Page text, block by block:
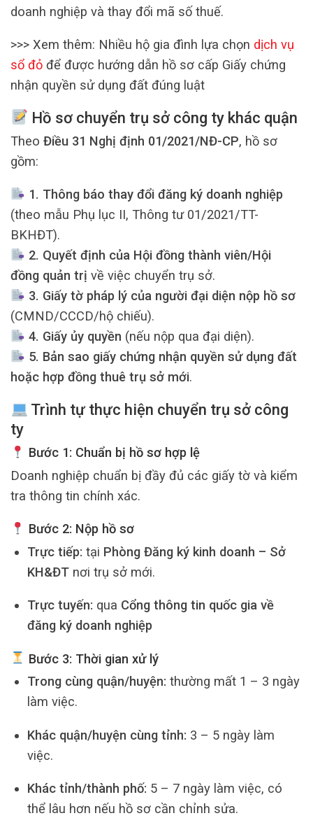
doanh nghiệp và thay đổi mã số thuế.
>>> Xem thêm: Nhiều hộ gia đình lựa chọn dịch vụ
sổ đỏ để được hướng dẫn hồ sơ cấp Giấy chứng
nhận quyền sử dụng đất đúng luật
Hồ sơ chuyển trụ sở công ty khác quận
Theo Điều 31 Nghị định 01/2021/NĐ-CP, hồ sơ
gồm:
1. Thông báo thay đổi đăng ký doanh nghiệp
(theo mẫu Phụ lục II, Thông tư 01/2021/TT-
BKHĐT).
2. Quyết định của Hội đồng thành viên/Hội
đồng quản trị về việc chuyển trụ sở.
3. Giấy tờ pháp lý của người đại diện nộp hồ sơ
(CMND/CCCD/hộ chiếu).
4. Giấy ủy quyền (nếu nộp qua đại diện).
5. Bản sao giấy chứng nhận quyền sử dụng đất
hoặc hợp đồng thuê trụ sở mới.
Trình tự thực hiện chuyển trụ sở công
ty
Bước 1: Chuẩn bị hồ sơ hợp lệ
Doanh nghiệp chuẩn bị đầy đủ các giấy tờ và kiểm
tra thông tin chính xác.
Bước 2: Nộp hồ sơ
Trực tiếp: tại Phòng Đăng ký kinh doanh – Sở
KH&ĐTnơi trụ sở mới.
Trực tuyến: qua Cổng thông tin quốc gia về
đăng ký doanh nghiệp
Bước 3: Thời gian xử lý
Trong cùng quận/huyện: thường mất 1 – 3 ngày
làm việc.
Khác quận/huyện cùng tỉnh: 3 – 5 ngày làm
việc.
Khác tỉnh/thành phố: 5 – 7 ngày làm việc, có
thể lâu hơn nếu hồ sơ cần chỉnh sửa.